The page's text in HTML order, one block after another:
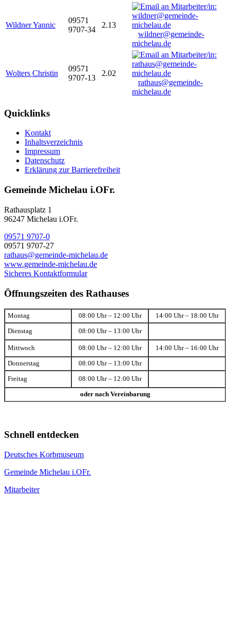
Wildner Yannic
09571
9707-34
2.13
wildner@gemeinde-
michelau.de
Wolters Christin
09571
9707-13
2.02
rathaus@gemeinde-
michelau.de
Quicklinks
Kontakt
Inhaltsverzeichnis
Impressum
Datenschutz
Erklärung zur Barrierefreiheit
Gemeinde Michelau i.OFr.
Rathausplatz 1
96247 Michelau i.OFr.
09571 9707-0
09571 9707-27
rathaus@gemeinde-michelau.de
www.gemeinde-michelau.de
Sicheres Kontaktformular
Öffnungszeiten des Rathauses
Montag 08:00 Uhr – 12:00 Uhr 14:00 Uhr – 18:00 Uhr
Dienstag 08:00 Uhr – 13:00 Uhr
Mittwoch 08:00 Uhr – 12:00 Uhr 14:00 Uhr – 16:00 Uhr
Donnerstag 08:00 Uhr – 13:00 Uhr
Freitag 08:00 Uhr – 12:00 Uhr
oder nach Vereinbarung
Schnell entdecken
Deutsches Korbmuseum
Gemeinde Michelau i.OFr.
Mitarbeiter